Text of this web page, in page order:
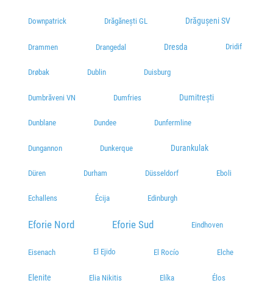
Downpatrick Drăgănești GL Drăgușeni SV
Drammen Drangedal Dresda Dridif
Drøbak Dublin Duisburg
Dumbrăveni VN Dumfries Dumitrești
Dunblane Dundee Dunfermline
Dungannon Dunkerque Durankulak
Düren Durham Düsseldorf Eboli
Echallens Écija Edinburgh
Eforie Nord Eforie Sud Eindhoven
Eisenach El Ejido El Rocío Elche
Elenite Elia Nikitis Elíka Élos